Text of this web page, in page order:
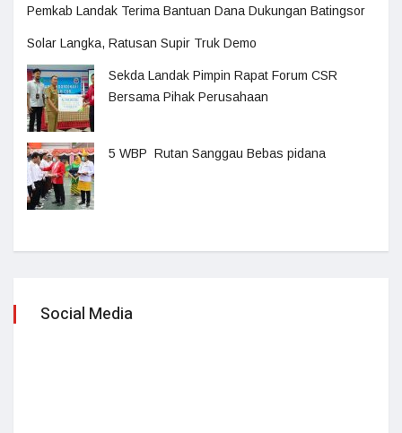
Pemkab Landak Terima Bantuan Dana Dukungan Batingsor
Solar Langka, Ratusan Supir Truk Demo
Sekda Landak Pimpin Rapat Forum CSR
Bersama Pihak Perusahaan
5 WBP Rutan Sanggau Bebas pidana
Social Media